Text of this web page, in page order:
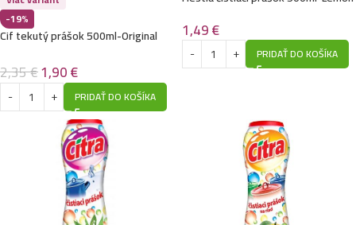
-19%
Cif tekutý prášok 500ml-Original
2,35€1,90€
PRIDAŤ DO KOŠÍKA
1,49€
PRIDAŤ DO KOŠÍKA